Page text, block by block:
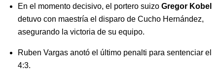
En el momento decisivo, el portero suizo Gregor Kobel
detuvo con maestría el disparo de Cucho Hernández,
asegurando la victoria de su equipo.
Ruben Vargas anotó el último penalti para sentenciar el
4:3.